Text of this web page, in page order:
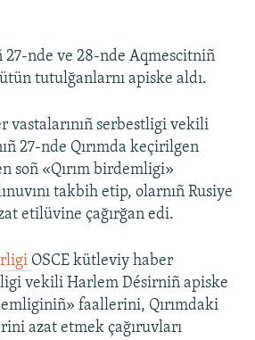
27-nde ve 28-nde Aqmescitniñ
tutulğanlarnı apiske aldı.
vastalarınıñ serbestligi vekili
27-nde Qırımda keçirilgen
soñ «Qırım birdemligi»
takbih etip, olarnıñ Rusiye
etilüvine çağırğan edi.
OSCE kütleviy haber
vekili Harlem Désirniñ apiske
faallerini, Qırımdaki
azat etmek çağıruvları